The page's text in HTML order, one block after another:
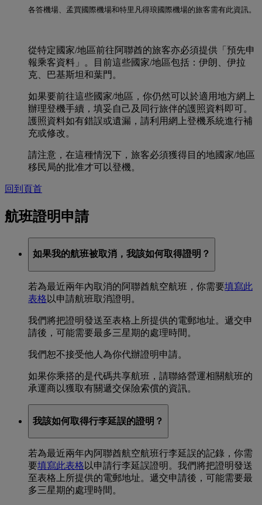
各答機場、孟買國際機場和特里凡得琅國際機場的旅客需有此資訊。
從特定國家/地區前往阿聯酋的旅客亦必須提供「預先申
報乘客資料」。目前這些國家/地區包括：伊朗、伊拉
克、巴基斯坦和葉門。
如果要前往這些國家/地區，你仍然可以於適用地方網上
辦理登機手續，填妥自己及同行旅伴的護照資料即可。
護照資料如有錯誤或遺漏，請利用網上登機系統進行補
充或修改。
請注意，在這種情況下，旅客必須獲得目的地國家/地區
移民局的批准才可以登機。
回到頁首
航班證明申請
如果我的航班被取消，我該如何取得證明？
若為最近兩年內取消的阿聯酋航空航班，你需要填寫此
表格 以申請航班取消證明。
我們將把證明發送至表格上所提供的電郵地址。遞交申
請後，可能需要最多三星期的處理時間。
我們恕不接受他人為你代辦證明申請。
如果你乘搭的是代碼共享航班，請聯絡營運相關航班的
承運商以獲取有關遞交保險索償的資訊。
我該如何取得行李延誤的證明？
若為最近兩年內阿聯酋航空航班行李延誤的記錄，你需
要填寫此表格 以申請行李延誤證明。我們將把證明發送
至表格上所提供的電郵地址。遞交申請後，可能需要最
多三星期的處理時間。